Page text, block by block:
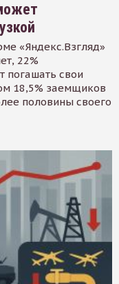
«Яндекс.Взгляд»
22%
погашать свои
18,5% заемщиков
половины своего